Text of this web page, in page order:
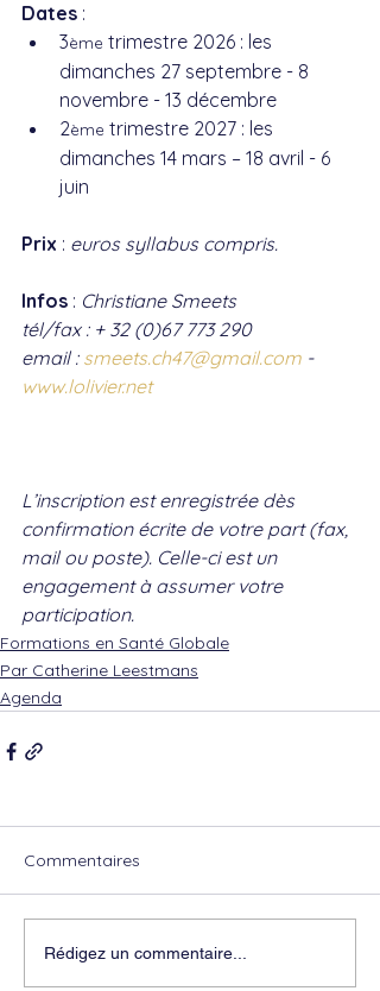
Dates :
3ème trimestre 2026 : les
dimanches 27 septembre - 8
novembre - 13 décembre
2ème trimestre 2027 : les
dimanches 14 mars – 18 avril - 6
juin
Prix : euros syllabus compris.
Infos : Christiane Smeets
tél/fax : + 32 (0)67 773 290
email : smeets.ch47@gmail.com -
www.lolivier.net
L’inscription est enregistrée dès
confirmation écrite de votre part (fax,
mail ou poste). Celle-ci est un
engagement à assumer votre
participation.
Formations en Santé Globale
Par Catherine Leestmans
Agenda
Commentaires
Rédigez un commentaire...